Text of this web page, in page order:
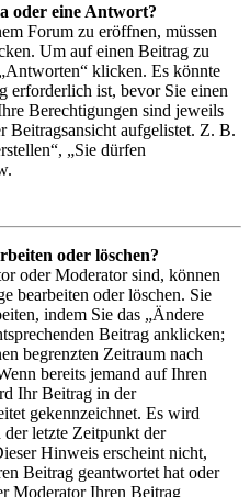
oder eine Antwort?
Forum zu eröffnen, müssen
Um auf einen Beitrag zu
klicken. Es könnte
erforderlich ist, bevor Sie einen
Berechtigungen sind jeweils
Beitragsansicht aufgelistet. Z. B.
„Sie dürfen
oder löschen?
oder Moderator sind, können
bearbeiten oder löschen. Sie
indem Sie das „Ändere
Beitrag anklicken;
begrenzten Zeitraum nach
bereits jemand auf Ihren
Ihr Beitrag in der
gekennzeichnet. Es wird
letzte Zeitpunkt der
Hinweis erscheint nicht,
Beitrag geantwortet hat oder
Moderator Ihren Beitrag